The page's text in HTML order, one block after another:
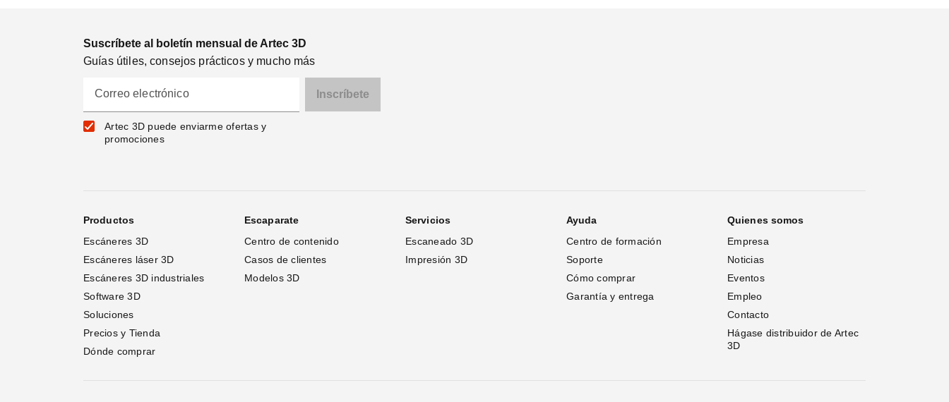
Suscríbete al boletín mensual de Artec 3D
Guías útiles, consejos prácticos y mucho más
Correo electrónico
Artec 3D puede enviarme ofertas y
promociones
Productos
Escáneres 3D
Escáneres láser 3D
Escáneres 3D industriales
Software 3D
Soluciones
Precios y Tienda
Dónde comprar
Escaparate
Centro de contenido
Casos de clientes
Modelos 3D
Servicios
Escaneado 3D
Impresión 3D
Ayuda
Centro de formación
Soporte
Cómo comprar
Garantía y entrega
Quienes somos
Empresa
Noticias
Eventos
Empleo
Contacto
Hágase distribuidor de Artec
3D